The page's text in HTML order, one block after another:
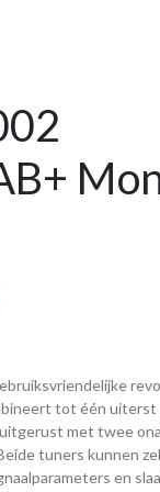
tot één
met twee
tuners kunnen
en